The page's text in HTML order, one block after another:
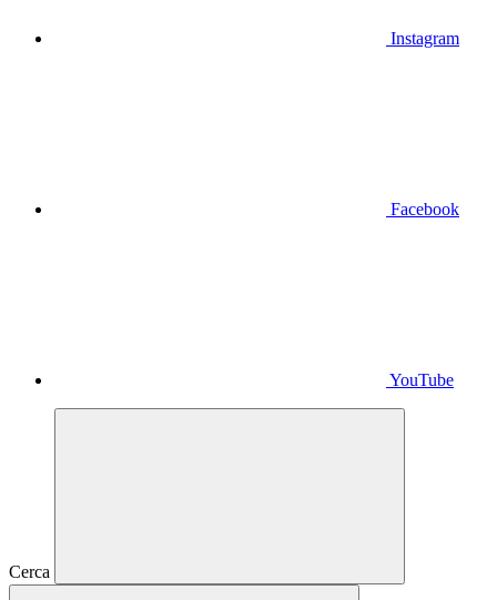
Instagram
Facebook
YouTube
Cerca